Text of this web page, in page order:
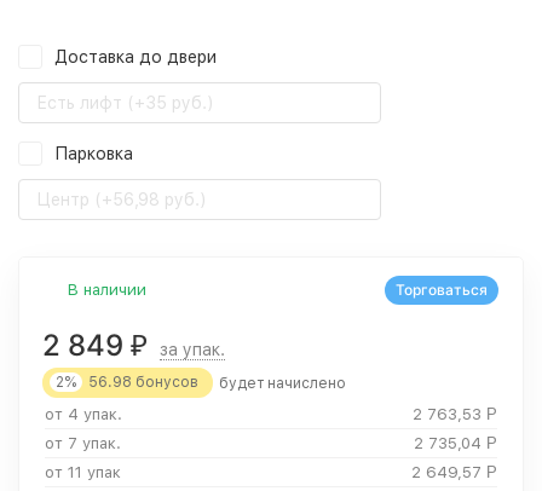
Доставка до двери
Есть лифт (+35 руб.)
Парковка
Центр (+56,98 руб.)
В наличии
2 849 ₽ за упак.
2% 56.98 бонусов будет начислено
от 4 упак. 2 763,53 Р
от 7 упак.
2 735,04 Р
от 11 упак
2 649,57 Р
Торговаться